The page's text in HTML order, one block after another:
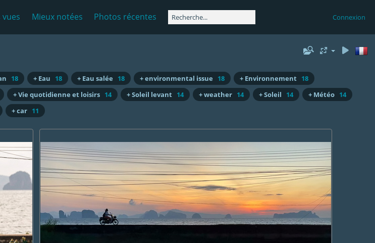
vues Mieux notées Photos récentes Connexion
18 + Eau 18 + Eau salée 18 + environmental issue 18 + Environnement 18
+ Vie quotidienne et loisirs 14 + Soleil levant 14 + weather 14 + Soleil 14 + Météo 14
+ car 11